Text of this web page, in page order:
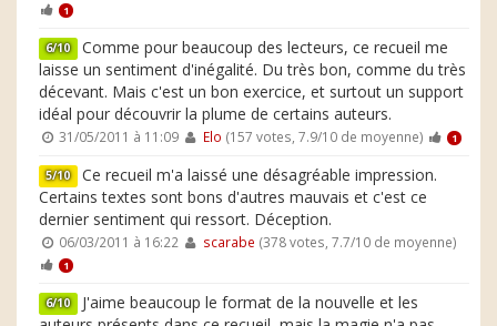
1
6/10 Comme pour beaucoup des lecteurs, ce recueil me
laisse un sentiment d'inégalité. Du très bon, comme du très
décevant. Mais c'est un bon exercice, et surtout un support
idéal pour découvrir la plume de certains auteurs.
31/05/2011 à 11:09 Elo (157 votes, 7.9/10 de moyenne) 1
5/10 Ce recueil m'a laissé une désagréable impression.
Certains textes sont bons d'autres mauvais et c'est ce
dernier sentiment qui ressort. Déception.
06/03/2011 à 16:22 scarabe (378 votes, 7.7/10 de moyenne)
1
6/10 J'aime beaucoup le format de la nouvelle et les